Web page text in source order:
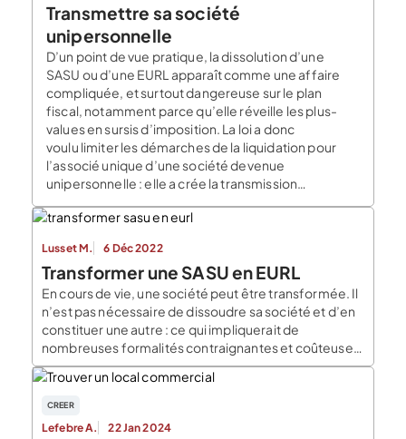
Transmettre sa société
unipersonnelle
D’un point de vue pratique, la dissolution d’une
SASU ou d’une EURL apparaît comme une affaire
compliquée, et surtout dangereuse sur le plan
fiscal, notamment parce qu’elle réveille les plus-
values en sursis d’imposition. La loi a donc
voulu limiter les démarches de la liquidation pour
l’associé unique d’une société devenue
unipersonnelle : elle a crée la transmission
Lusset M. 6 Déc 2022
Transformer une SASU en EURL
En cours de vie, une société peut être transformée. Il
n’est pas nécessaire de dissoudre sa société et d’en
constituer une autre : ce qui impliquerait de
nombreuses formalités contraignantes et coûteuses
dont la liquidation et la création d’une toute nouvelle
entité. Explications sur comment transformer une
SASU en EURL ! Pourquoi transformer sa SASU […]
CREER
Lefebre A. 22 Jan 2024